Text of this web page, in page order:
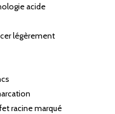
acide
légèrement
racine marqué